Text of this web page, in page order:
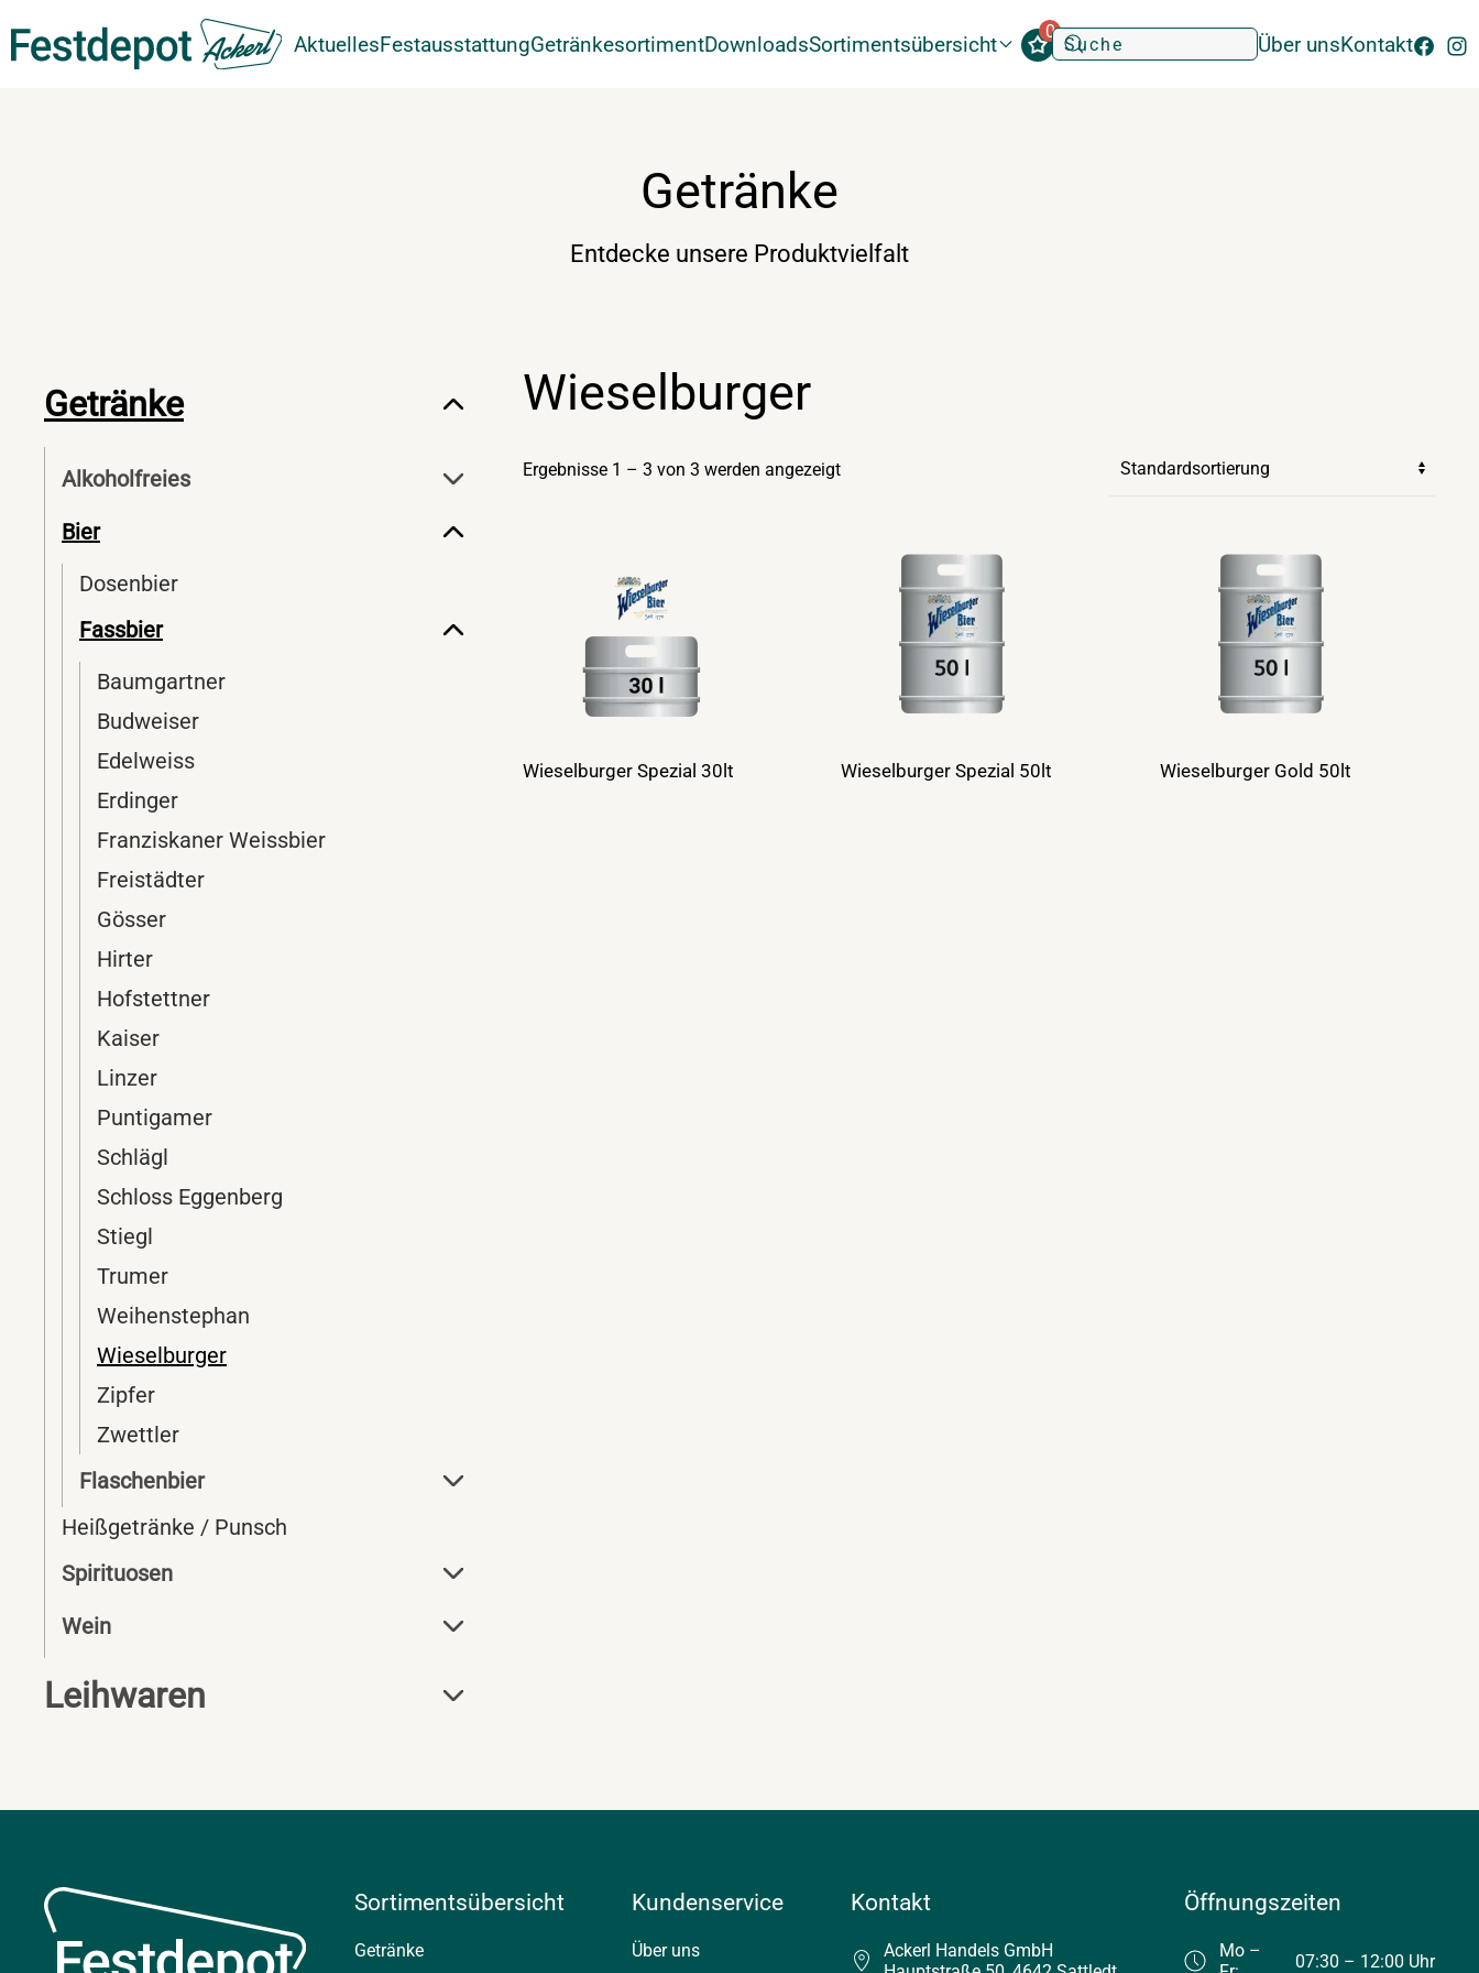
Zum Hauptinhalt springen AktuellesFestausstattungGetränkesortimentDownloadsSortimentsübersicht
0
Über unsKontakt
Getränke
Entdecke unsere Produktvielfalt
Getränke
Alkoholfreies
Bier
Dosenbier
Fassbier
Baumgartner
Budweiser
Edelweiss
Erdinger
Franziskaner Weissbier
Freistädter
Gösser
Hirter
Hofstettner
Kaiser
Linzer
Puntigamer
Schlägl
Schloss Eggenberg
Stiegl
Trumer
Weihenstephan
Wieselburger
Zipfer
Zwettler
Flaschenbier
Heißgetränke / Punsch
Spirituosen
Wein
Leihwaren
Wieselburger
Ergebnisse 1 – 3 von 3 werden angezeigt
Wieselburger Spezial 30lt Wieselburger Spezial 50lt Wieselburger Gold 50lt
Sortimentsübersicht
Getränke
Kundenservice
Über uns
Kontakt
Ackerl Handels GmbH
Öffnungszeiten
Mo –
07:30 – 12:00 Uhr